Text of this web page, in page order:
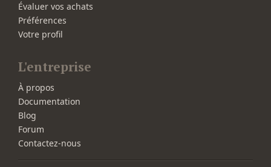
Évaluer vos achats
Préférences
Votre profil
L'entreprise
À propos
Documentation
Blog
Forum
Contactez-nous